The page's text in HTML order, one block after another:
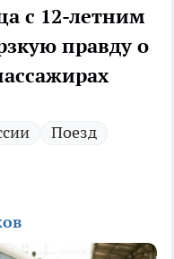
с 12-летним
правду о
Поезд